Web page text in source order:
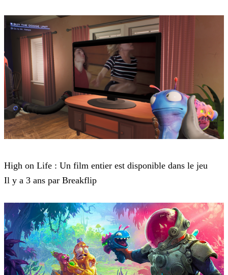
High on Life : Un film entier est disponible dans le jeu
Il y a 3 ans par Breakflip